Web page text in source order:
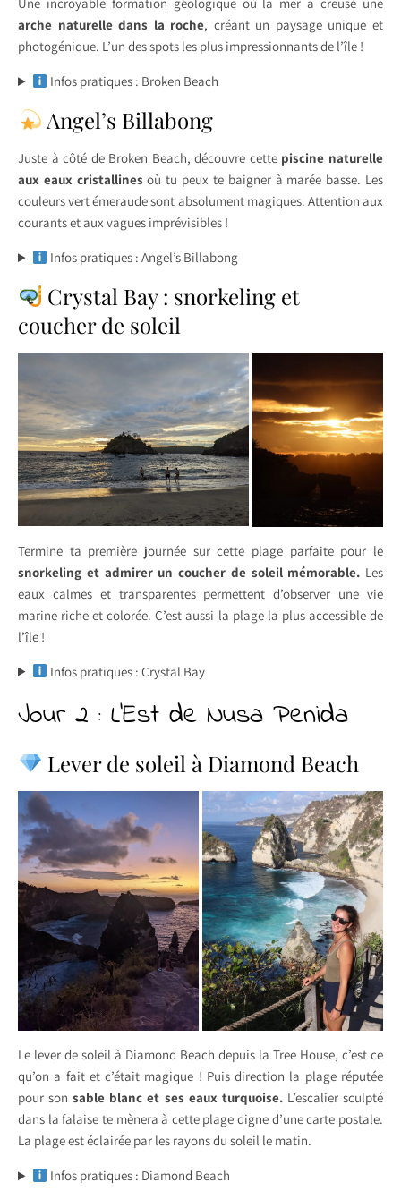
arche naturelle dans la roche, créant un paysage unique et
photogénique. L’un des spots les plus impressionnants de l’île !
Infos pratiques : Broken Beach
Angel’s Billabong
Juste à côté de Broken Beach, découvre cette piscine naturelle
aux eaux cristallines où tu peux te baigner à marée basse. Les
couleurs vert émeraude sont absolument magiques. Attention aux
courants et aux vagues imprévisibles !
Infos pratiques : Angel’s Billabong
Crystal Bay : snorkeling et
coucher de soleil
Termine ta première journée sur cette plage parfaite pour le
snorkeling et admirer un coucher de soleil mémorable. Les
eaux calmes et transparentes permettent d’observer une vie
marine riche et colorée. C’est aussi la plage la plus accessible de
l’île !
Infos pratiques : Crystal Bay
Jour 2 : L’Est de Nusa Penida
Lever de soleil à Diamond Beach
Le lever de soleil à Diamond Beach depuis la Tree House, c’est ce
qu’on a fait et c’était magique ! Puis direction la plage réputée
pour sonsable blanc et ses eaux turquoise.L’escalier sculpté
dans la falaise te mènera à cette plage digne d’une carte postale.
La plage est éclairée par les rayons du soleil le matin.
Infos pratiques : Diamond Beach